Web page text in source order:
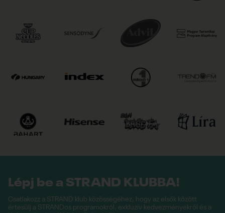
Lépj be a STRAND KLUBBA!
Csatlakozz a STRAND klub közösségéhez, hogy az elsők között
értesülj a STRANDos programokról, exkluzív kedvezményekről és a